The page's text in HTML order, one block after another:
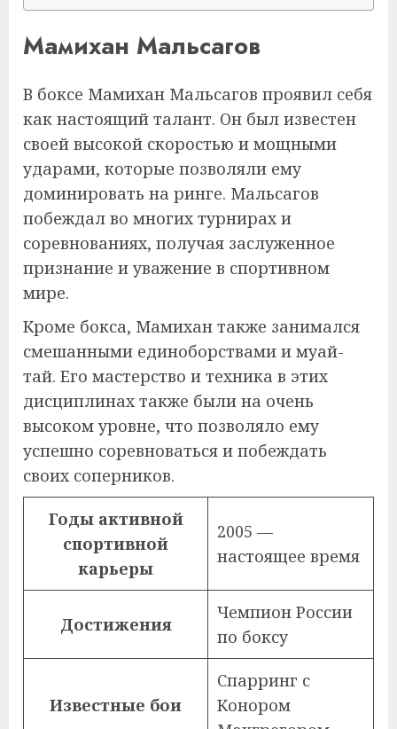
Мамихан Мальсагов
В боксе Мамихан Мальсагов проявил себя
как настоящий талант. Он был известен
своей высокой скоростью и мощными
ударами, которые позволяли ему
доминировать на ринге. Мальсагов
побеждал во многих турнирах и
соревнованиях, получая заслуженное
признание и уважение в спортивном
мире.
Кроме бокса, Мамихан также занимался
смешанными единоборствами и муай-
тай. Его мастерство и техника в этих
дисциплинах также были на очень
высоком уровне, что позволяло ему
успешно соревноваться и побеждать
своих соперников.
Годы активной
спортивной
карьеры
2005 —
настоящее время
Достижения
Чемпион России
по боксу
Известные бои
Спарринг с
Конором